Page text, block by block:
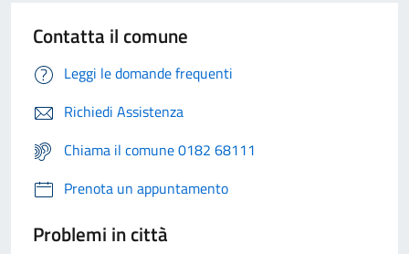
Contatta il comune
Leggi le domande frequenti
Richiedi Assistenza
Chiama il comune 0182 68111
Prenota un appuntamento
Problemi in città